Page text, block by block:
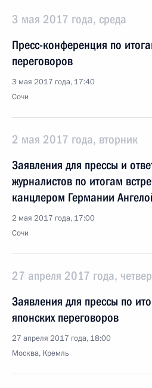
3 мая 2017 года, среда
Пресс-конференция по
переговоров
3 мая 2017 года, 17:40
Сочи
2 мая 2017 года, вторник
Заявления для прессы и
журналистов по итогам
канцлером Германии
2 мая 2017 года, 17:00
Сочи
27 апреля 2017 года,
Заявления для прессы по
японских переговоров
27 апреля 2017 года, 18:00
Москва, Кремль